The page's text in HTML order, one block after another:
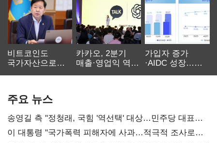
비트코인도
국가자산으로…'
카카오, 2분기
매출·영업익 역대
가입자 증가
·AIDC 성장…
주요 뉴스
송영길 측 "정청래, 국힘 '역선택' 대상…민주당 대표로
총선 지휘 못해"
이 대통령 "국가폭력 피해자에 사과…적극적 조사로